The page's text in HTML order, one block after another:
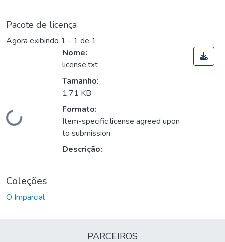
Pacote de licença
Agora exibindo 1 - 1 de 1
Carregando...
Nome:
license.txt
Tamanho:
1,71 KB
Formato:
Item-specific license agreed upon
to submission
Descrição:
Coleções
O Imparcial
PARCEIROS